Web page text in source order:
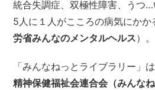
統合失調症、双極性障害、うつ
5人に１人がこころの病気にか
労省みんなのメンタルヘルス）。
「みんなねっとライブラリー」
精神保健福祉会連合会（みんなね